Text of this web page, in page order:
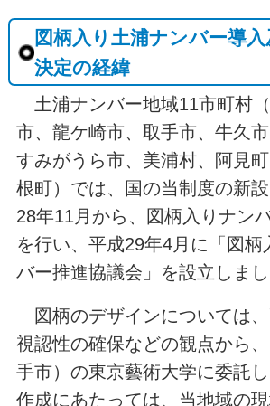
図柄入り土浦ナンバー導
決定の経緯
土浦ナンバー地域11市町村
市、龍ケ崎市、取手市、牛久
すみがうら市、美浦村、阿見
根町）では、国の当制度の新
28年11月から、図柄入りナン
を行い、平成29年4月に「図柄
バー推進協議会」を設立しまし
図柄のデザインについては
視認性の確保などの観点から
手市）の東京藝術大学に委託
作成にあたっては、当地域の